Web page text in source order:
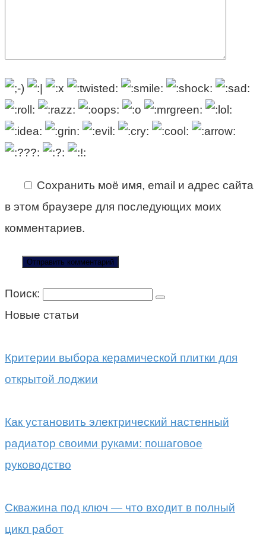
Сохранить моё имя, email и адрес сайта
в этом браузере для последующих моих
комментариев.
Поиск:
Новые статьи
Критерии выбора керамической плитки для
открытой лоджии
Как установить электрический настенный
радиатор своими руками: пошаговое
руководство
Скважина под ключ — что входит в полный
цикл работ